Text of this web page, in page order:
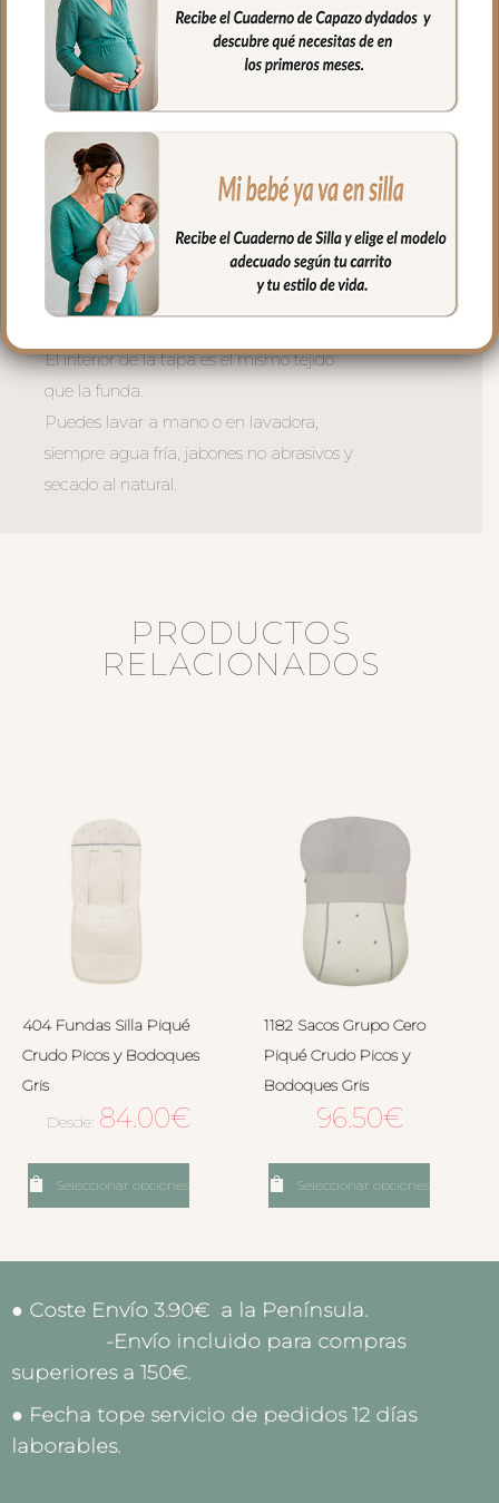
muy buena transpirabilidad. Por el revés
un tejido rejilla 3D para una mejor
ventilación.
La tapa del saco se une a la funda
mediante cremalleras laterales, siempre
al tono, que puedes abrir como necesites
o quitar la tapa entera y usar la funda
como colchoneta de capazo.
El relleno de la tapa es de micro fibra
hueca para mayor confort del bebé y
El interior de la tapa es el mismo tejido
que la funda.
Puedes lavar a mano o en lavadora,
siempre agua fría, jabones no abrasivos y
secado al natural.
PRODUCTOS
RELACIONADOS
404 Fundas Silla Piqué
Crudo Picos y Bodoques
Gris
Desde: 84.00€
Seleccionar opciones
1182 Sacos Grupo Cero
Piqué Crudo Picos y
Bodoques Gris
96.50€
Seleccionar opciones
● Coste Envío 3.90€ a la Península.
-Envío incluido para compras
superiores a 150€.
● Fecha tope servicio de pedidos 12 días
laborables.